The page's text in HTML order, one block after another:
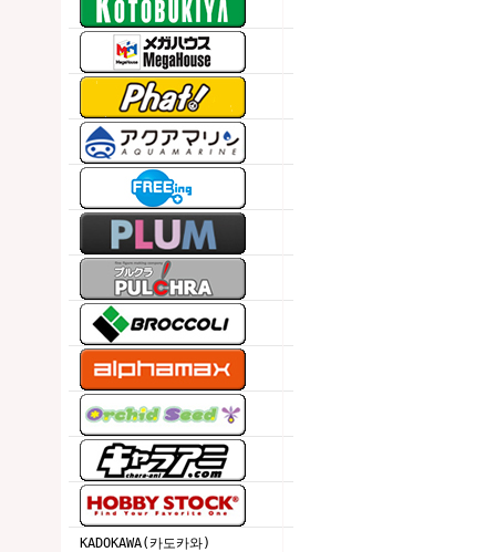
KADOKAWA(카도카와)